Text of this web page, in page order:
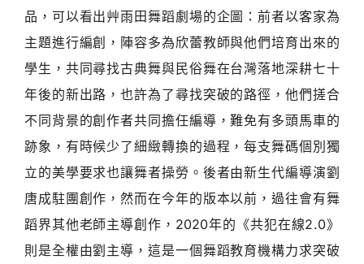
品，可以看出艸雨田舞蹈劇場的企圖：前者以客家為
主題進行編創，陣容多為欣蕾教師與他們培育出來的
學生，共同尋找古典舞與民俗舞在台灣落地深耕七十
年後的新出路，也許為了尋找突破的路徑，他們搓合
不同背景的創作者共同擔任編導，難免有多頭馬車的
跡象，有時候少了細緻轉換的過程，每支舞碼個別獨
立的美學要求也讓舞者操勞。後者由新生代編導演劉
唐成駐團創作，然而在今年的版本以前，過往會有舞
蹈界其他老師主導創作，2020年的《共犯在線2.0》
則是全權由劉主導，這是一個舞蹈教育機構力求突破